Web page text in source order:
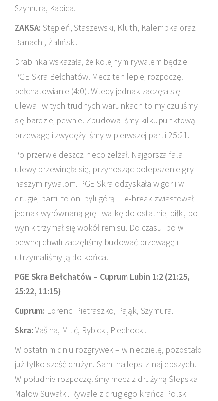
Szymura, Kapica.
ZAKSA: Stępień, Staszewski, Kluth, Kalembka oraz
Banach , Żaliński.
Drabinka wskazała, że kolejnym rywalem będzie
PGE Skra Bełchatów. Mecz ten lepiej rozpoczęli
bełchatowianie (4:0). Wtedy jednak zaczęła się
ulewa i w tych trudnych warunkach to my czuliśmy
się bardziej pewnie. Zbudowaliśmy kilkupunktową
przewagę i zwyciężyliśmy w pierwszej partii 25:21.
Po przerwie deszcz nieco zelżał. Najgorsza fala
ulewy przewinęła się, przynosząc polepszenie gry
naszym rywalom. PGE Skra odzyskała wigor i w
drugiej partii to oni byli górą. Tie-break zwiastował
jednak wyrównaną grę i walkę do ostatniej piłki, bo
wynik trzymał się wokół remisu. Do czasu, bo w
pewnej chwili zaczęliśmy budować przewagę i
utrzymaliśmy ją do końca.
PGE Skra Bełchatów – Cuprum Lubin 1:2 (21:25,
25:22, 11:15)
Cuprum: Lorenc, Pietraszko, Pająk, Szymura.
Skra: Vašina, Mitić, Rybicki, Piechocki.
W ostatnim dniu rozgrywek – w niedzielę, pozostało
już tylko sześć drużyn. Sami najlepsi z najlepszych.
W południe rozpoczęliśmy mecz z drużyną Ślepska
Malow Suwałki. Rywale z drugiego krańca Polski